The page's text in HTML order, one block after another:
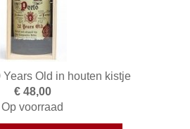
Old in houten kistje
€ 48,00
Op voorraad